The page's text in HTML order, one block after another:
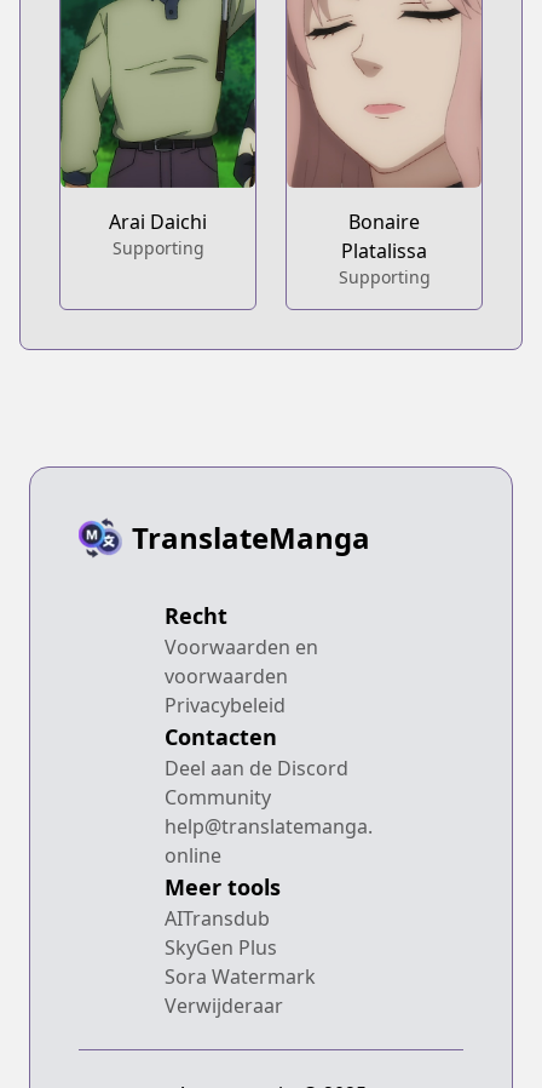
Arai Daichi
Supporting
Bonaire
Platalissa
Supporting
TranslateManga
Recht
Voorwaarden en
voorwaarden
Privacybeleid
Contacten
Deel aan de Discord
Community
help@translatemanga.
online
Meer tools
AITransdub
SkyGen Plus
Sora Watermark
Verwijderaar